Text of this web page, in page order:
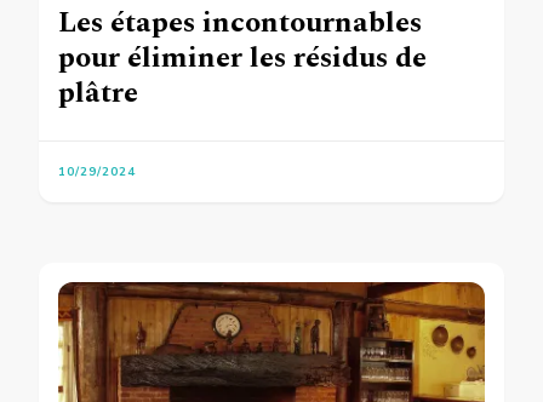
Les étapes incontournables
pour éliminer les résidus de
plâtre
10/29/2024